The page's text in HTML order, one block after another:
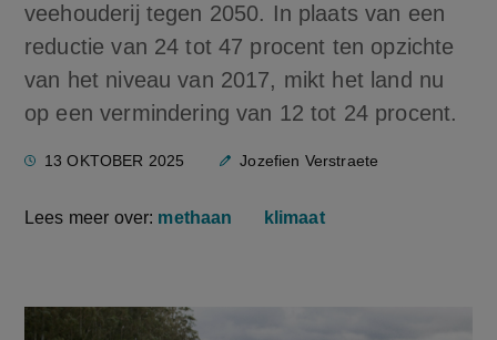
veehouderij tegen 2050. In plaats van een
reductie van 24 tot 47 procent ten opzichte
van het niveau van 2017, mikt het land nu
op een vermindering van 12 tot 24 procent.
13 OKTOBER 2025 Jozefien Verstraete
Lees meer over: methaan klimaat